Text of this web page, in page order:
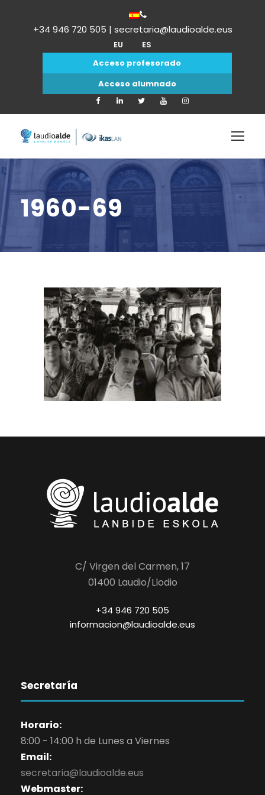
+34 946 720 505 | secretaria@laudioalde.eus
EU
ES
Acceso profesorado
Acceso alumnado
1960-69
C/ Virgen del Carmen, 17
01400 Laudio/Llodio
+34 946 720 505
informacion@laudioalde.eus
Secretaría
Horario:
8:00 - 14:00 h de Lunes a Viernes
Email:
secretaria@laudioalde.eus
Webmaster: